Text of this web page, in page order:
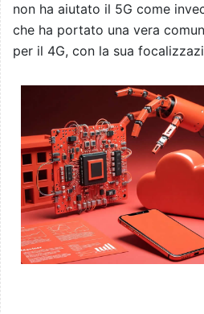
non ha aiutato il 5G come
che ha portato una vera
per il 4G, con la sua